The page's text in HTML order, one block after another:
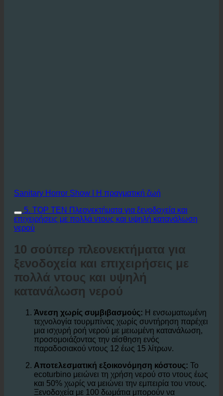
Sanitary Horror Show | Η πραγματική ζωή
5. TOP TEN Πλεονεκτήματα για ξενοδοχεία και
νερού
10 σούπερ πλεονεκτήματα για
ξενοδοχεία και επιχειρήσεις με
πολλά ντους και υψηλή
κατανάλωση νερού
Άνεση χωρίς συμβιβασμούς:Η ενσωματωμένη
τεχνολογία τουρμπίνας χωρίς συντήρηση παρέχει
μια ισχυρή ροή νερού με μειωμένη κατανάλωση,
παραδοσιακού ντους 12 έως 15 λίτρων.
Αποτελεσματική εξοικονόμηση κόστους:Το
ecoturbino μειώνει τη χρήση νερού στο ντους έως